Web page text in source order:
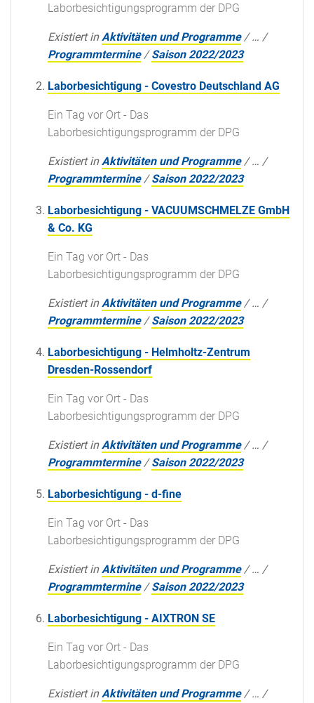
Laborbesichtigungsprogramm der DPG
Existiert in Aktivitäten und Programme /… /
Programmtermine /Saison 2022/2023
Laborbesichtigung - Covestro Deutschland AG
Ein Tag vor Ort - Das
Laborbesichtigungsprogramm der DPG
Existiert in Aktivitäten und Programme /… /
Programmtermine /Saison 2022/2023
Laborbesichtigung - VACUUMSCHMELZE GmbH
& Co. KG
Ein Tag vor Ort - Das
Laborbesichtigungsprogramm der DPG
Existiert in Aktivitäten und Programme /… /
Programmtermine /Saison 2022/2023
Laborbesichtigung - Helmholtz-Zentrum
Dresden-Rossendorf
Ein Tag vor Ort - Das
Laborbesichtigungsprogramm der DPG
Existiert in Aktivitäten und Programme /… /
Programmtermine /Saison 2022/2023
Laborbesichtigung - d-fine
Ein Tag vor Ort - Das
Laborbesichtigungsprogramm der DPG
Existiert in Aktivitäten und Programme /… /
Programmtermine /Saison 2022/2023
Laborbesichtigung - AIXTRON SE
Ein Tag vor Ort - Das
Laborbesichtigungsprogramm der DPG
Existiert in Aktivitäten und Programme /… /